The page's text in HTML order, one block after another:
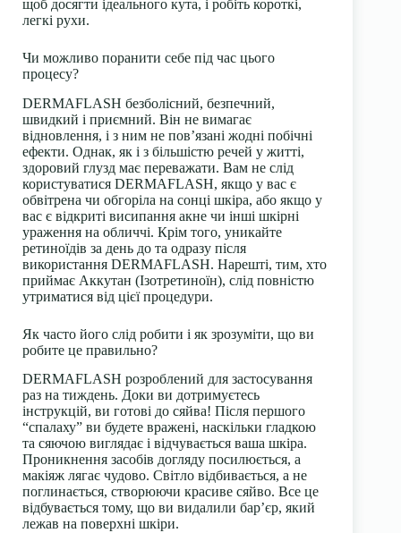
щоб досягти ідеального кута, і робіть короткі,
легкі рухи.
Чи можливо поранити себе під час цього
процесу?
DERMAFLASH безболісний, безпечний,
швидкий і приємний. Він не вимагає
відновлення, і з ним не пов’язані жодні побічні
ефекти. Однак, як і з більшістю речей у житті,
здоровий глузд має переважати. Вам не слід
користуватися DERMAFLASH, якщо у вас є
обвітрена чи обгоріла на сонці шкіра, або якщо у
вас є відкриті висипання акне чи інші шкірні
ураження на обличчі. Крім того, уникайте
ретиноїдів за день до та одразу після
використання DERMAFLASH. Нарешті, тим, хто
приймає Аккутан (Ізотретиноїн), слід повністю
утриматися від цієї процедури.
Як часто його слід робити і як зрозуміти, що ви
робите це правильно?
DERMAFLASH розроблений для застосування
раз на тиждень. Доки ви дотримуєтесь
інструкцій, ви готові до сяйва! Після першого
“спалаху” ви будете вражені, наскільки гладкою
та сяючою виглядає і відчувається ваша шкіра.
Проникнення засобів догляду посилюється, а
макіяж лягає чудово. Світло відбивається, а не
поглинається, створюючи красиве сяйво. Все це
відбувається тому, що ви видалили бар’єр, який
лежав на поверхні шкіри.